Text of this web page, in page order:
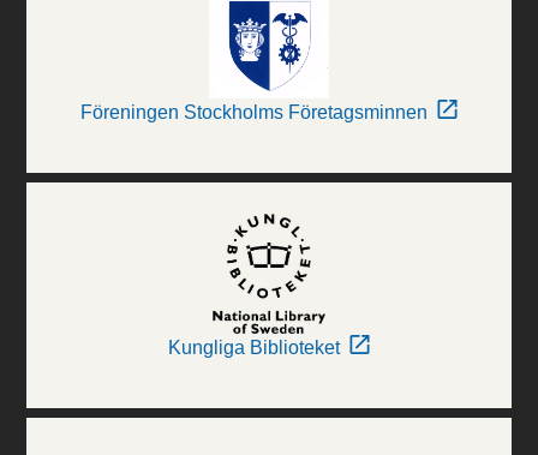
Föreningen Stockholms Företagsminnen
Kungliga Biblioteket